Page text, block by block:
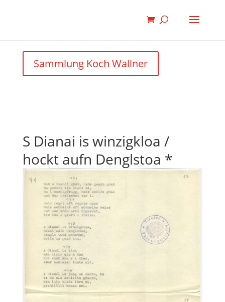
Sammlung Koch Wallner
S Dianai is winzigkloa /
hockt aufn Denglstoa *